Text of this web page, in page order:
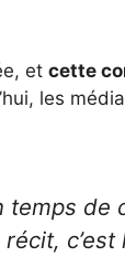
et cette
les
de